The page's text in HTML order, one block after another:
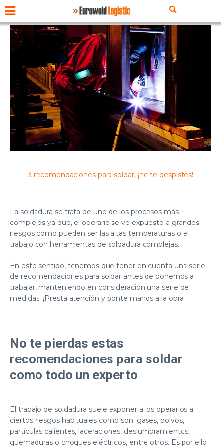
3 recomendaciones para soldar, ¡no te despistes!
La soldadura se trata de uno de los procesos más
complejos ya que, el operario se ve expuesto a grandes
riesgos como pueden ser las altas temperaturas o el
trabajo con herramientas de soldadura complejas.
En este sentido, tenemos que tener en cuenta una serie
de recomendaciones para soldar antes de ponernos a
trabajar, manteniendo en consideración una serie de
medidas. ¡Presta atención y ponte manos a la obra!
No te pierdas estas
recomendaciones para soldar
como todo un experto
El trabajo de soldadura suele exponer a los operarios a
ciertos riesgos habituales como son: gases, polvos,
partículas calientes, laceraciones, deslumbramientos,
quemaduras o choques eléctricos, entre otros. Es por ello